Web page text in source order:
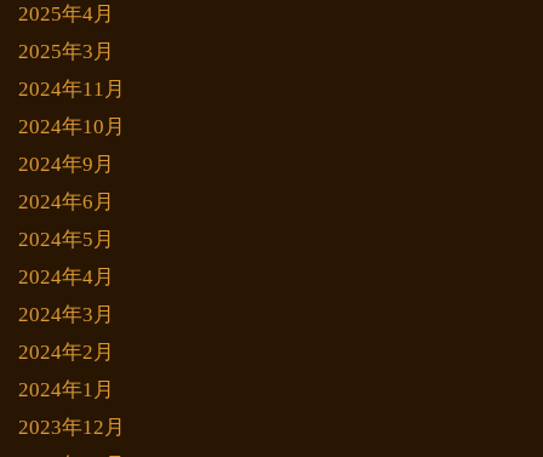
2025年4月
2025年3月
2024年11月
2024年10月
2024年9月
2024年6月
2024年5月
2024年4月
2024年3月
2024年2月
2024年1月
2023年12月